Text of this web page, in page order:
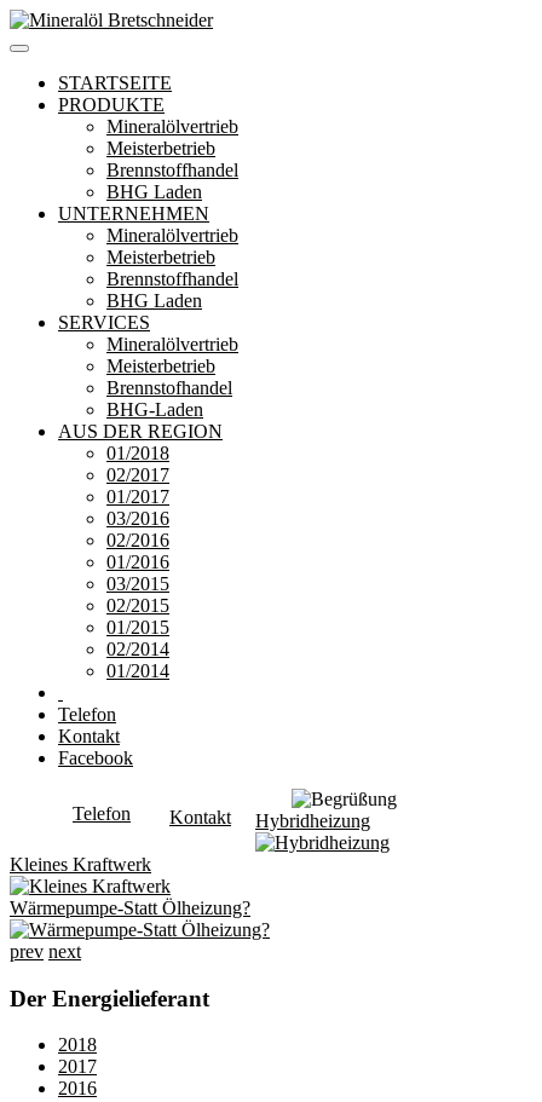
Zum
Inhalt
STARTSEITE
PRODUKTE
Mineralölvertrieb
Meisterbetrieb
Brennstoffhandel
BHG Laden
UNTERNEHMEN
Mineralölvertrieb
Meisterbetrieb
Brennstoffhandel
BHG Laden
SERVICES
Mineralölvertrieb
Meisterbetrieb
Brennstofhandel
BHG-Laden
AUS DER REGION
01/2018
02/2017
01/2017
03/2016
02/2016
01/2016
03/2015
02/2015
01/2015
02/2014
01/2014
Telefon
Kontakt
Facebook
Telefon Kontakt Hybridheizung
Kleines Kraftwerk
Wärmepumpe-Statt Ölheizung?
prev next
Der Energielieferant
2018
2017
2016